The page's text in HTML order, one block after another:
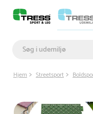
Hjem Streetsport